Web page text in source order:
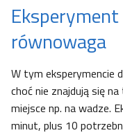
równowaga
W tym eksperymencie
choć nie znajdują się
miejsce np. na wadze.
minut, plus 10